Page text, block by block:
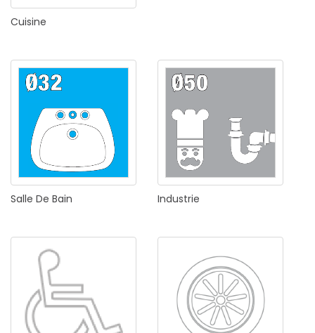
Cuisine
Salle De Bain Industrie